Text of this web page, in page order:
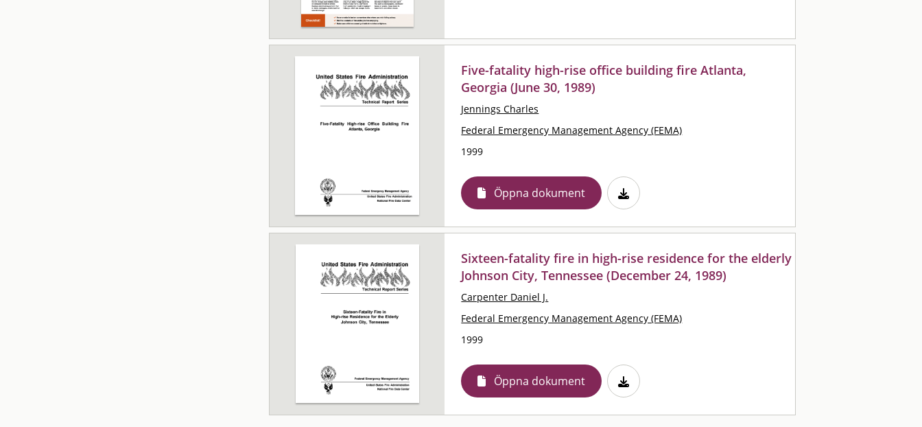
Five-fatality high-rise office building fire Atlanta,
Georgia (June 30, 1989)
Jennings Charles
Federal Emergency Management Agency (FEMA)
1999
Öppna dokument
Sixteen-fatality fire in high-rise residence for the elderly
Johnson City, Tennessee (December 24, 1989)
Carpenter Daniel J.
Federal Emergency Management Agency (FEMA)
1999
Öppna dokument